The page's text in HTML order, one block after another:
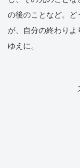
の後のことなど。ど
が、自分の終わりよ
ゆえに。